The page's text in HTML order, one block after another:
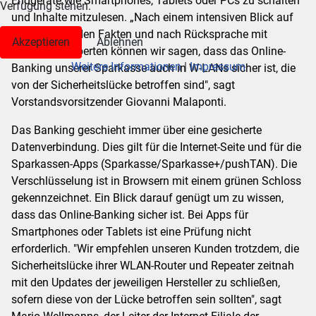
und Inhalte mitzulesen. „Nach einem intensiven Blick auf
alle vorliegenden Fakten und nach Rücksprache mit
unseren IT-Experten können wir sagen, dass das Online-
Banking unserer Sparkasse auch in W-LANs sicher ist, die
von der Sicherheitslücke betroffen sind", sagt
Vorstandsvorsitzender Giovanni Malaponti.
Das Banking geschieht immer über eine gesicherte
Datenverbindung. Dies gilt für die Internet-Seite und für die
Sparkassen-Apps (Sparkasse/Sparkasse+/pushTAN). Die
Verschlüsselung ist in Browsern mit einem grünen Schloss
gekennzeichnet. Ein Blick darauf genügt um zu wissen,
dass das Online-Banking sicher ist. Bei Apps für
Smartphones oder Tablets ist eine Prüfung nicht
erforderlich. "Wir empfehlen unseren Kunden trotzdem, die
Sicherheitslücke ihrer WLAN-Router und Repeater zeitnah
mit den Updates der jeweiligen Hersteller zu schließen,
sofern diese von der Lücke betroffen sein sollten", sagt
Verfügung stehen.
Akzeptieren
Ablehnen
Weitere Informationen|Impressum